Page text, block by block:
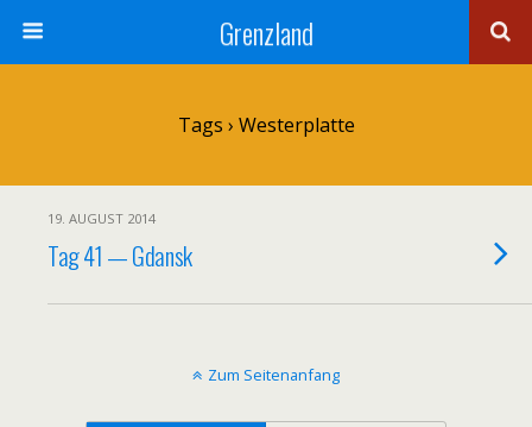
Grenzland
Tags › Westerplatte
19. AUGUST 2014
Tag 41 — Gdansk
Zum Seitenanfang